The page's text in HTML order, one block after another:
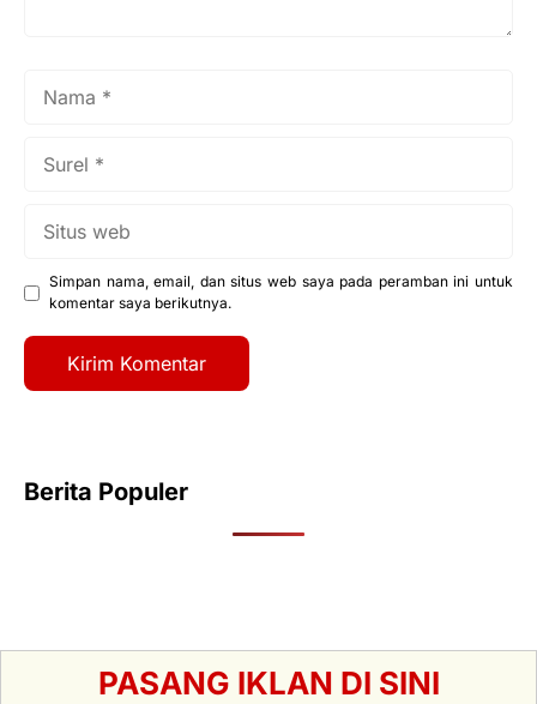
Simpan nama, email, dan situs web saya pada peramban ini untuk
komentar saya berikutnya.
Berita Populer
PASANG IKLAN DI SINI